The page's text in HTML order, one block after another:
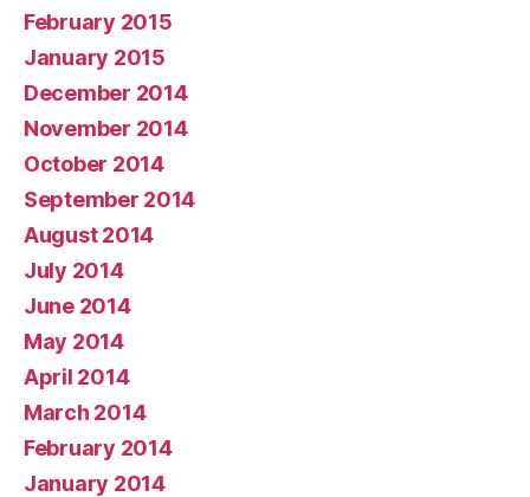
February 2015
January 2015
December 2014
November 2014
October 2014
September 2014
August 2014
July 2014
June 2014
May 2014
April 2014
March 2014
February 2014
January 2014